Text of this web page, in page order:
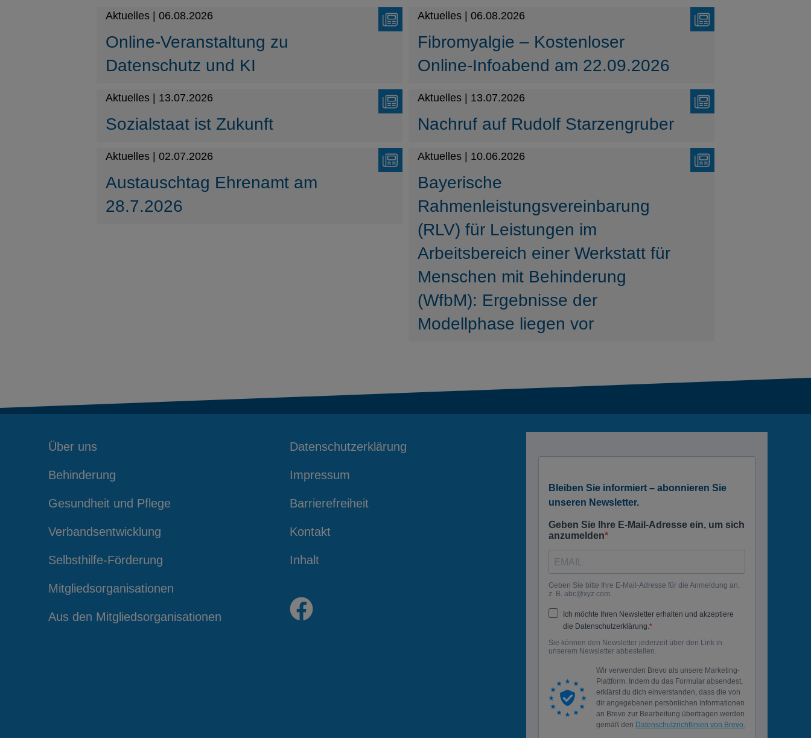
Online-Veranstaltung zu
Datenschutz und KI
Aktuelles | 06.08.2026
Fibromyalgie – Kostenloser
Online-Infoabend am 22.09.2026
Aktuelles | 06.08.2026
Sozialstaat ist Zukunft
Aktuelles | 13.07.2026
Nachruf auf Rudolf Starzengruber
Aktuelles | 13.07.2026
Austauschtag Ehrenamt am
28.7.2026
Aktuelles | 02.07.2026
Bayerische
Rahmenleistungsvereinbarung
(RLV) für Leistungen im
Arbeitsbereich einer Werkstatt für
Menschen mit Behinderung
(WfbM): Ergebnisse der
Modellphase liegen vor
Aktuelles | 10.06.2026
Über uns
Behinderung
Gesundheit und Pflege
Verbandsentwicklung
Selbsthilfe-Förderung
Mitgliedsorganisationen
Aus den Mitgliedsorganisationen
Datenschutzerklärung
Impressum
Barrierefreiheit
Kontakt
Inhalt